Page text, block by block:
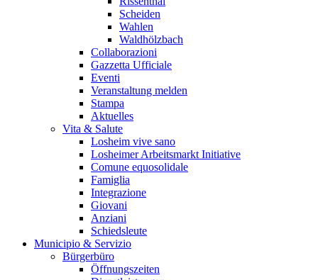
Scheiden
Wahlen
Waldhölzbach
Collaborazioni
Gazzetta Ufficiale
Eventi
Veranstaltung melden
Stampa
Aktuelles
Vita & Salute
Losheim vive sano
Losheimer Arbeitsmarkt Initiative
Comune equosolidale
Famiglia
Integrazione
Giovani
Anziani
Schiedsleute
Municipio & Servizio
Bürgerbüro
Öffnungszeiten